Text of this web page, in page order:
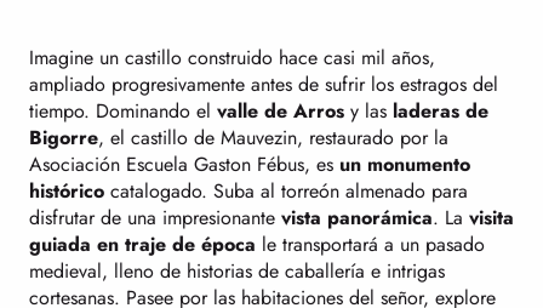
Imagine un castillo construido hace casi mil años,
ampliado progresivamente antes de sufrir los estragos del
tiempo. Dominando el valle de Arros y las laderas de
Bigorre, el castillo de Mauvezin, restaurado por la
Asociación Escuela Gaston Fébus, es un monumento
histórico catalogado. Suba al torreón almenado para
disfrutar de una impresionante vista panorámica. La visita
guiada en traje de época le transportará a un pasado
medieval, lleno de historias de caballería e intrigas
cortesanas. Pasee por las habitaciones del señor, explore